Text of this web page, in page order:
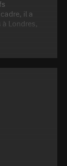
il a
à Londres,